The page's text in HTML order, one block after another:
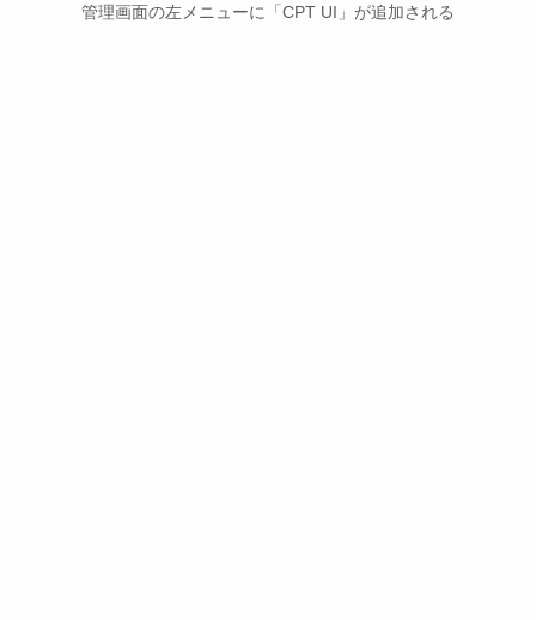
管理画面の左メニューに「CPT UI」が追加される